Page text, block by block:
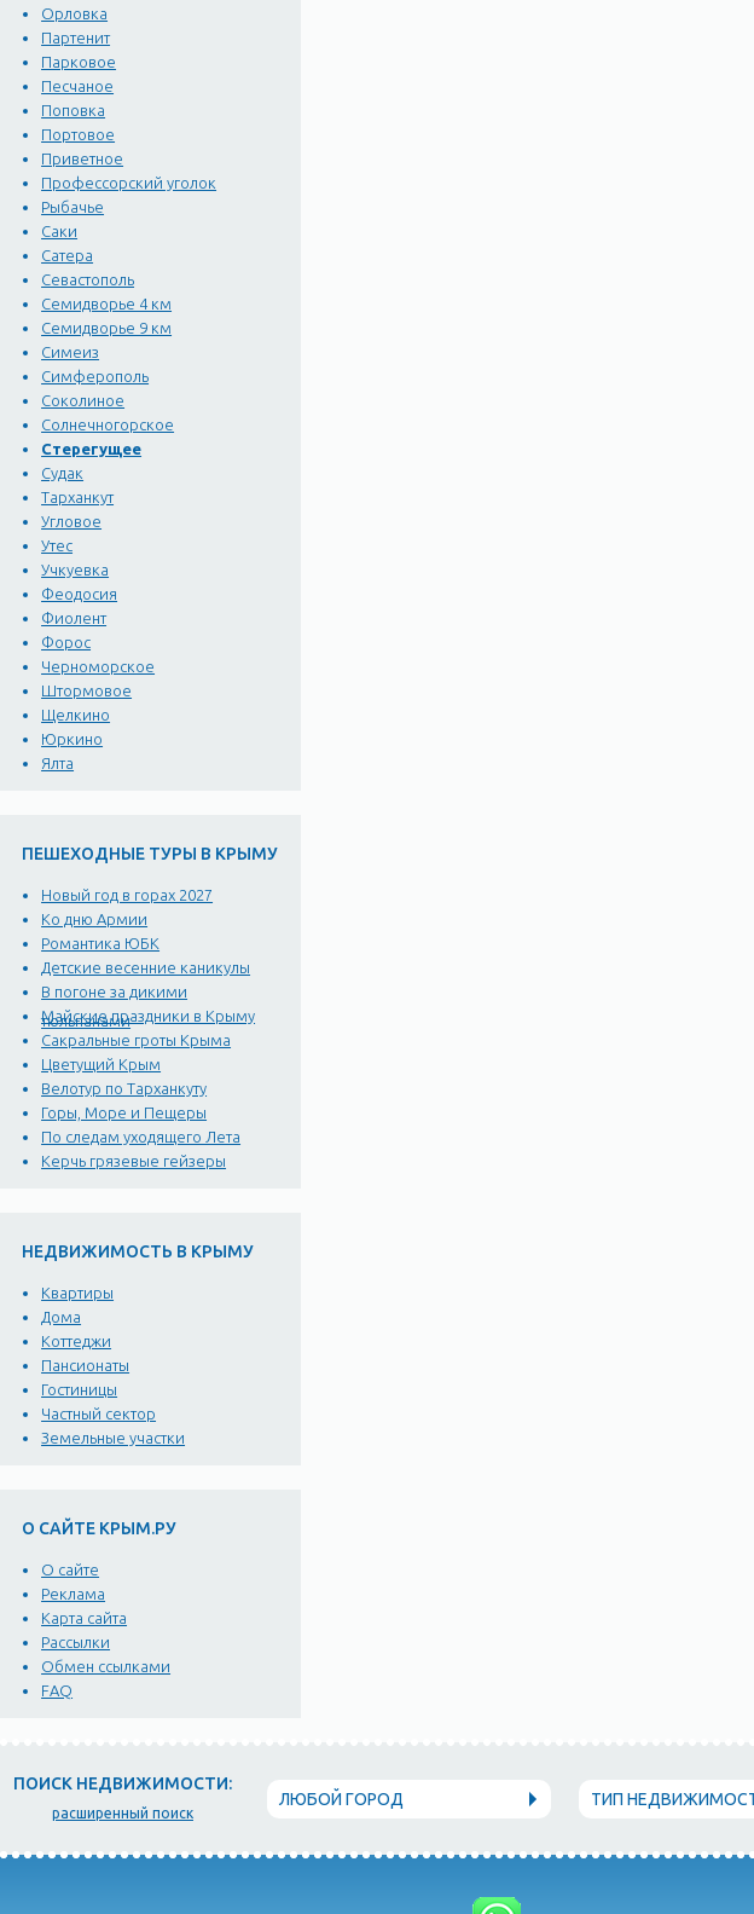
Орловка
Партенит
Парковое
Песчаное
Поповка
Портовое
Приветное
Профессорский уголок
Рыбачье
Саки
Сатера
Севастополь
Семидворье 4 км
Семидворье 9 км
Симеиз
Симферополь
Соколиное
Солнечногорское
Стерегущее
Судак
Тарханкут
Угловое
Утес
Учкуевка
Феодосия
Фиолент
Форос
Черноморское
Штормовое
Щелкино
Юркино
Ялта
ПЕШЕХОДНЫЕ ТУРЫ В КРЫМУ
Новый год в горах 2027
Ко дню Армии
Романтика ЮБК
Детские весенние каникулы
В погоне за дикими
тюльпанами
Майские праздники в Крыму
Сакральные гроты Крыма
Цветущий Крым
Велотур по Тарханкуту
Горы, Море и Пещеры
По следам уходящего Лета
Керчь грязевые гейзеры
НЕДВИЖИМОСТЬ В КРЫМУ
Квартиры
Дома
Коттеджи
Пансионаты
Гостиницы
Частный сектор
Земельные участки
О САЙТЕ КРЫМ.РУ
О сайте
Реклама
Карта сайта
Рассылки
Обмен ссылками
FAQ
ПОИСК НЕДВИЖИМОСТИ:
расширенный поиск
ЛЮБОЙ ГОРОД ТИП